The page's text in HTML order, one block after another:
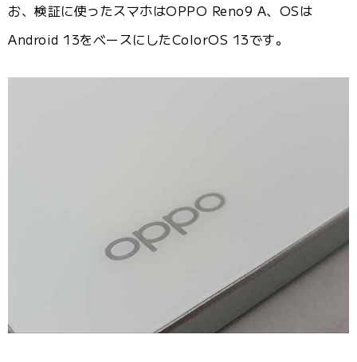
お、検証に使ったスマホはOPPO Reno9 A、OSは
Android 13をベースにしたColorOS 13です。